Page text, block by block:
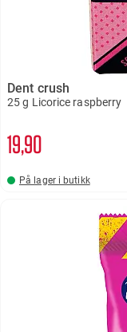
Dent crush
25 g Licorice raspberry
1990
På lager i butikk